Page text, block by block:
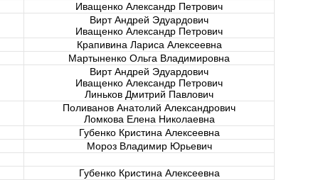
Иващенко Александр Петрович
Вирт Андрей Эдуардович
Иващенко Александр Петрович
Крапивина Лариса Алексеевна
Мартыненко Ольга Владимировна
Вирт Андрей Эдуардович
Иващенко Александр Петрович
Линьков Дмитрий Павлович
Поливанов Анатолий Александрович
Ломкова Елена Николаевна
Губенко Кристина Алексеевна
Мороз Владимир Юрьевич
Губенко Кристина Алексеевна